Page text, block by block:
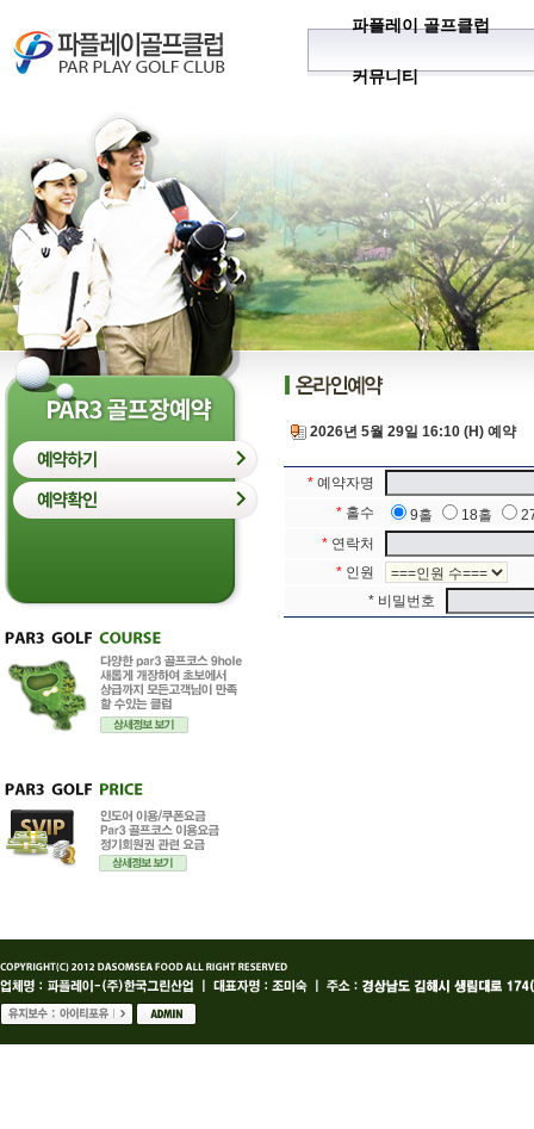
파플레이 골프클럽
커뮤니티
2026년 5월 29일 16:10 (H) 예약
* 예약자명
* 홀수 9홀 18홀
* 연락처
* 인원
* 비밀번호